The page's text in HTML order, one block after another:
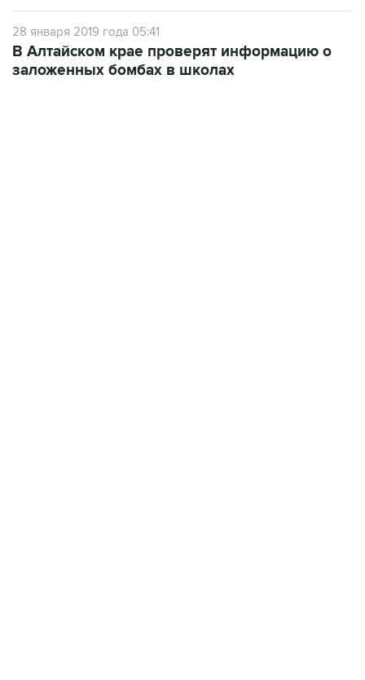
28 января 2019 года 05:41
В Алтайском крае проверят информацию о
заложенных бомбах в школах